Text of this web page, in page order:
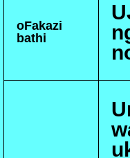
oFakazi
bathi